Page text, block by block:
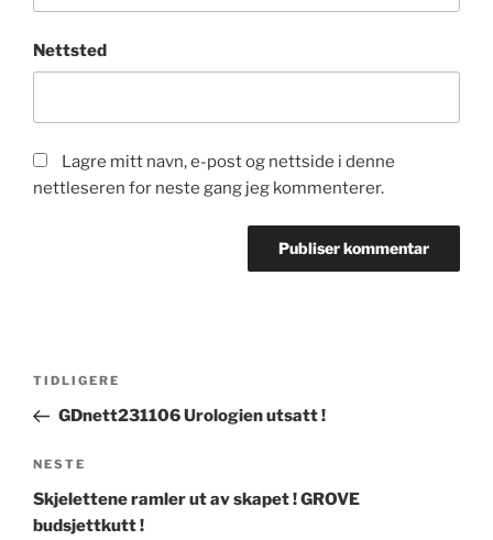
Nettsted
Lagre mitt navn, e-post og nettside i denne
nettleseren for neste gang jeg kommenterer.
Innleggsnavigasjon
Forrige
innlegg
TIDLIGERE
GDnett231106 Urologien utsatt !
Neste
innlegg
NESTE
Skjelettene ramler ut av skapet ! GROVE
budsjettkutt !